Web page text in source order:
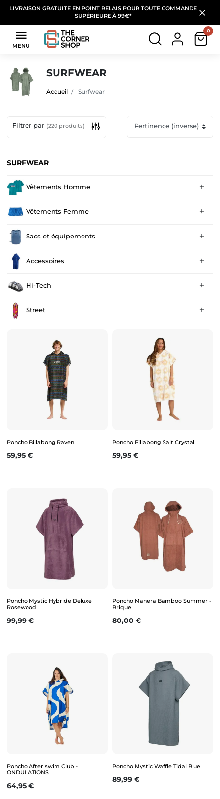
LIVRAISON GRATUITE EN POINT RELAIS POUR TOUTE COMMANDE
SUPÉRIEURE À 99€*

MENU
0
SURFWEAR
Accueil Surfwear
Filtrer par (220 produits)
SURFWEAR
Vêtements Homme 
Vêtements Femme 
Sacs et équipements 
Accessoires 
Hi-Tech 
Street 
Poncho Billabong Raven
Prix
59,95 €
Poncho Billabong Salt Crystal
Prix
59,95 €
Poncho Mystic Hybride Deluxe
Rosewood
Prix
99,99 €
Poncho Manera Bamboo Summer -
Brique
Prix
80,00 €
Poncho After swim Club -
ONDULATIONS
Prix
64,95 €
Poncho Mystic Waffle Tidal Blue
Prix
89,99 €